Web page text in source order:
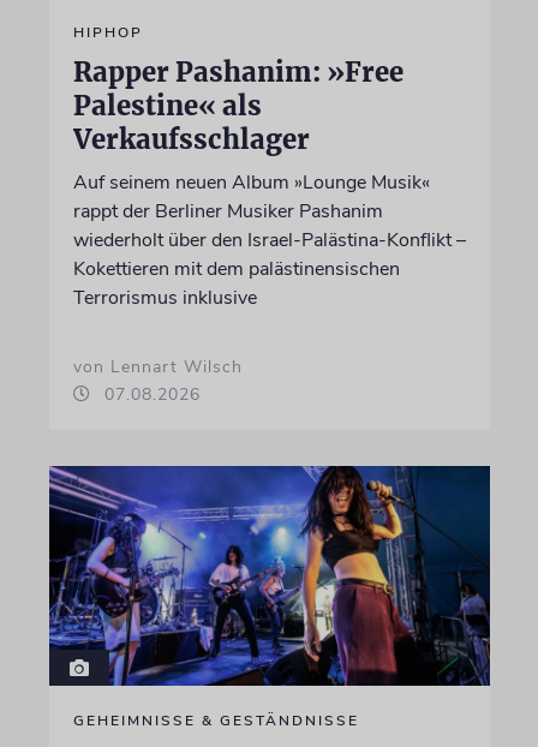
HIPHOP
Rapper Pashanim: »Free
Palestine« als
Verkaufsschlager
Auf seinem neuen Album »Lounge Musik«
rappt der Berliner Musiker Pashanim
wiederholt über den Israel-Palästina-Konflikt –
Kokettieren mit dem palästinensischen
Terrorismus inklusive
von Lennart Wilsch
07.08.2026
GEHEIMNISSE & GESTÄNDNISSE